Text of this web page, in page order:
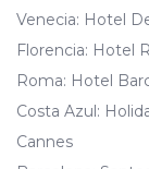
Venecia: Hotel
Florencia: Hotel
Roma: Hotel
Costa Azul:
Cannes